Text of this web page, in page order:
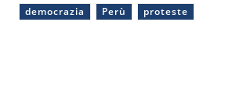
democrazia Perù proteste